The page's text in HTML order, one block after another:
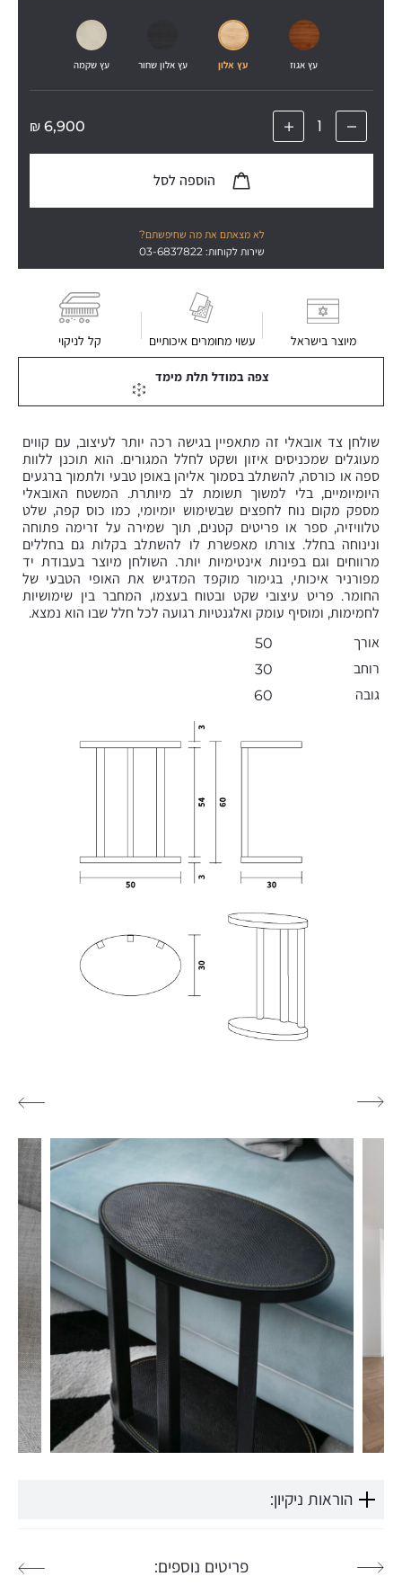
מיוצר בישראל עשוי מחומרים איכותיים קל לניקוי
עץ אגוז עץ אלון עץ אלון שחור עץ שקמה
6,900
₪
לא מצאתם את מה שחיפשתם?
שירות לקוחות: 03-6837822
צפה במודל תלת מימד
שולחן צד אובאלי זה מתאפיין בגישה רכה יותר לעיצוב, עם קווים
מעוגלים שמכניסים איזון ושקט לחלל המגורים. הוא תוכנן ללוות
ספה או כורסה, להשתלב בסמוך אליהן באופן טבעי ולתמוך ברגעים
היומיומיים, בלי למשוך תשומת לב מיותרת. המשטח האובאלי
מספק מקום נוח לחפצים שבשימוש יומיומי, כמו כוס קפה, שלט
טלוויזיה, ספר או פריטים קטנים, תוך שמירה על זרימה פתוחה
ונינוחה בחלל. צורתו מאפשרת לו להשתלב בקלות גם בחללים
מרווחים וגם בפינות אינטימיות יותר. השולחן מיוצר בעבודת יד
מפורניר איכותי, בגימור מוקפד המדגיש את האופי הטבעי של
החומר. פריט עיצובי שקט ובטוח בעצמו, המחבר בין שימושיות
לחמימות, ומוסיף עומק ואלגנטיות רגועה לכל חלל שבו הוא נמצא.
אורך
50
רוחב
30
גובה
60
הוראות ניקיון:
פריטים נוספים: